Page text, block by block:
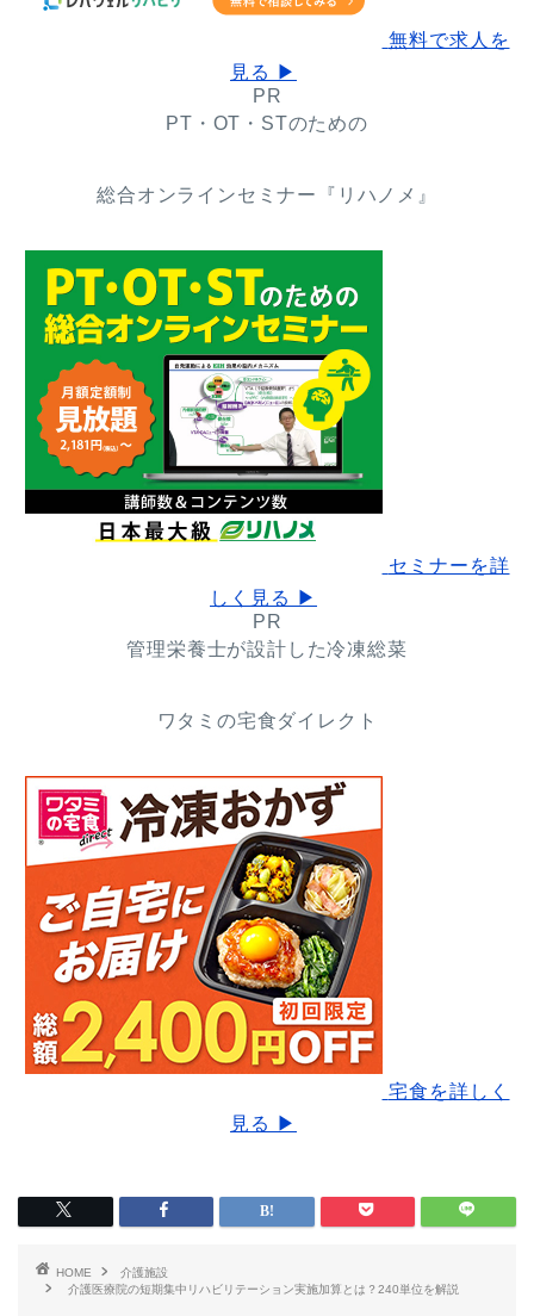
無料で求人を
見る ▶
PR
PT・OT・STのための
総合オンラインセミナー『リハノメ』
セミナーを詳
しく見る ▶
PR
管理栄養士が設計した冷凍総菜
ワタミの宅食ダイレクト
宅食を詳しく
見る ▶
HOME
介護施設
介護医療院の短期集中リハビリテーション実施加算とは？240単位を解説